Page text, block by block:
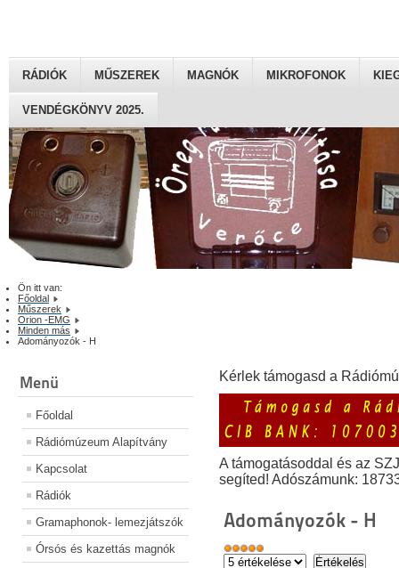
RÁDIÓK MŰSZEREK MAGNÓK MIKROFONOK
VENDÉGKÖNYV 2025.
Ön itt van:
Főoldal
Műszerek
Orion -EMG
Minden más
Adományozók - H
Menü
Főoldal
Rádiómúzeum Alapítvány
Kapcsolat
Rádiók
Gramaphonok- lemezjátszók
Órsós és kazettás magnók
Kérlek támogasd a
A támogatásoddal és az
segíted! Adószámunk:
Adományozók - H